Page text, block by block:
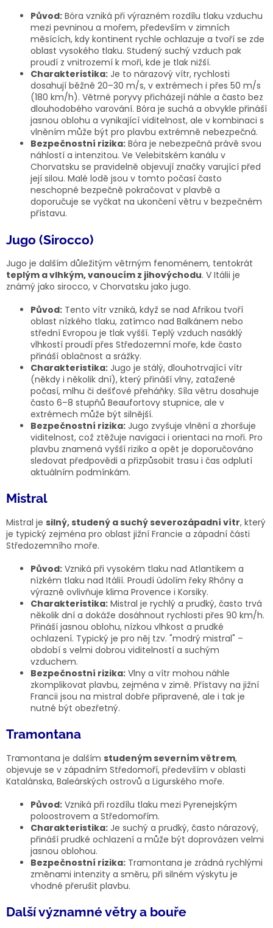
Původ: Bóra vzniká při výrazném rozdílu tlaku vzduchu
mezi pevninou a mořem, především v zimních
měsících, kdy kontinent rychle ochlazuje a tvoří se zde
oblast vysokého tlaku. Studený suchý vzduch pak
proudí z vnitrozemí k moři, kde je tlak nižší.
Charakteristika: Je to nárazový vítr, rychlosti
dosahují běžně 20–30 m/s, v extrémech i přes 50 m/s
(180 km/h). Větrné poryvy přicházejí náhle a často bez
dlouhodobého varování. Bóra je suchá a obvykle přináší
jasnou oblohu a vynikající viditelnost, ale v kombinaci s
vlněním může být pro plavbu extrémně nebezpečná.
Bezpečnostní rizika: Bóra je nebezpečná právě svou
náhlostí a intenzitou. Ve Velebitském kanálu v
Chorvatsku se pravidelně objevují značky varující před
její silou. Malé lodě jsou v tomto počasí často
neschopné bezpečně pokračovat v plavbě a
doporučuje se vyčkat na ukončení větru v bezpečném
přístavu.
Jugo (Sirocco)
Jugo je dalším důležitým větrným fenoménem, tentokrát
teplým a vlhkým, vanoucím z jihovýchodu. V Itálii je
známý jako sirocco, v Chorvatsku jako jugo.
Původ: Tento vítr vzniká, když se nad Afrikou tvoří
oblast nízkého tlaku, zatímco nad Balkánem nebo
střední Evropou je tlak vyšší. Teplý vzduch nasáklý
vlhkostí proudí přes Středozemní moře, kde často
přináší oblačnost a srážky.
Charakteristika: Jugo je stálý, dlouhotrvající vítr
(někdy i několik dní), který přináší vlny, zatažené
počasí, mlhu či dešťové přeháňky. Síla větru dosahuje
často 6–8 stupňů Beaufortovy stupnice, ale v
extrémech může být silnější.
Bezpečnostní rizika: Jugo zvyšuje vlnění a zhoršuje
viditelnost, což ztěžuje navigaci i orientaci na moři. Pro
plavbu znamená vyšší riziko a opět je doporučováno
sledovat předpovědi a přizpůsobit trasu i čas odplutí
aktuálním podmínkám.
Mistral
Mistral je silný, studený a suchý severozápadní vítr, který
je typický zejména pro oblast jižní Francie a západní části
Středozemního moře.
Původ: Vzniká při vysokém tlaku nad Atlantikem a
nízkém tlaku nad Itálií. Proudí údolím řeky Rhôny a
výrazně ovlivňuje klima Provence i Korsiky.
Charakteristika: Mistral je rychlý a prudký, často trvá
několik dní a dokáže dosáhnout rychlosti přes 90 km/h.
Přináší jasnou oblohu, nízkou vlhkost a prudké
ochlazení. Typický je pro něj tzv. "modrý mistral" –
období s velmi dobrou viditelností a suchým
vzduchem.
Bezpečnostní rizika: Vlny a vítr mohou náhle
zkomplikovat plavbu, zejména v zimě. Přístavy na jižní
Francii jsou na mistral dobře připravené, ale i tak je
nutné být obezřetný.
Tramontana
Tramontana je dalším studeným severním větrem,
objevuje se v západním Středomoří, především v oblasti
Katalánska, Baleárských ostrovů a Ligurského moře.
Původ: Vzniká při rozdílu tlaku mezi Pyrenejským
poloostrovem a Středomořím.
Charakteristika: Je suchý a prudký, často nárazový,
přináší prudké ochlazení a může být doprovázen velmi
jasnou oblohou.
Bezpečnostní rizika: Tramontana je zrádná rychlými
změnami intenzity a směru, při silném výskytu je
vhodné přerušit plavbu.
Další významné větry a bouře